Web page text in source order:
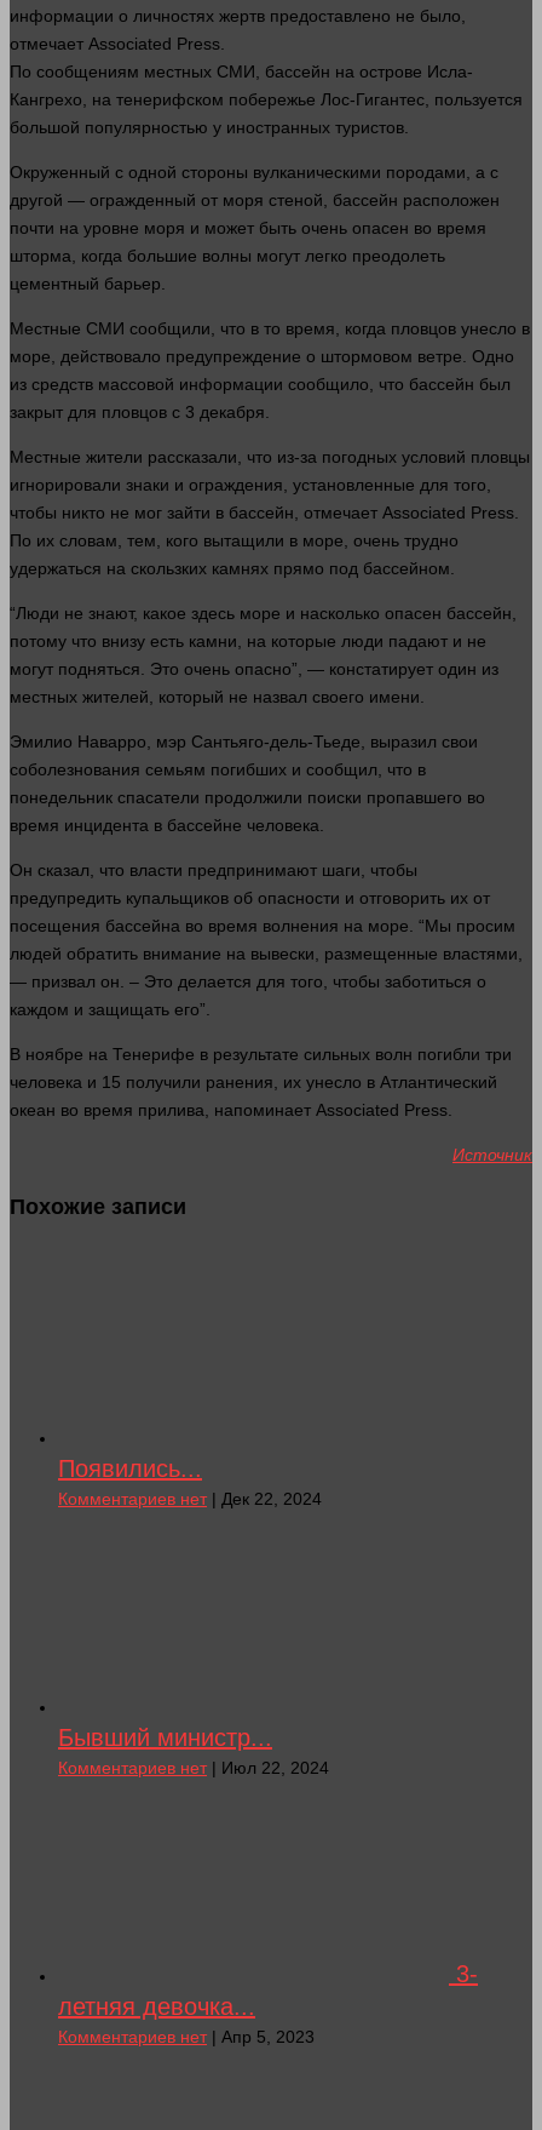
информации о личностях жертв предоставлено не было,
отмечает Associated Press.
По сообщениям местных СМИ, бассейн на острове Исла-
Кангрехо, на тенерифском побережье Лос-Гигантес, пользуется
большой популярностью у иностранных туристов.
Окруженный с одной стороны вулканическими породами, а с
другой — огражденный от моря стеной, бассейн расположен
почти на уровне моря и может быть очень опасен во время
шторма, когда большие волны могут легко преодолеть
цементный барьер.
Местные СМИ сообщили, что в то время , когда пловцов унесло в
море, действовало предупреждение о штормовом ветре. Одно
из средств массовой информации сообщило, что бассейн был
закрыт для пловцов с 3 декабря.
Местные жители рассказали, что из-за погодных условий пловцы
игнорировали знаки и ограждения, установленные для того,
чтобы никто не мог зайти в бассейн, отмечает Associated Press.
По их словам, тем, кого вытащили в море, очень трудно
удержаться на скользких камнях прямо под бассейном.
“Люди не знают, какое здесь море и насколько опасен бассейн,
потому что внизу есть камни, на которые люди падают и не
могут подняться. Это очень опасно”, — констатирует один из
местных жителей, который не назвал своего имени
Эмилио Наварро, мэр Сантьяго-дель-Тьеде, выразил свои
соболезнования семьям погибших и сообщил, что в
понедельник спасатели продолжили поиски пропавшего во
время инцидента в бассейне человека
Он сказал , что власти предпринимают шаги, чтобы
предупредить купальщиков об опасности и отговорить их от
посещения бассейна во время волнения на море. “Мы просим
людей обратить внимание на вывески, размещенные властями,
— призвал он. – Это делается для того, чтобы заботиться о
каждом и защищать его”.
В ноябре на Тенерифе в результате сильных волн погибли три
человека и 15 получили ранения, их унесло в Атлантический
океан во время прилива, напоминает Associated Press.
Источник
Похожие записи
Появились...
Комментариев нет| Дек 22, 2024
Бывший министр...
Комментариев нет| Июл 22, 2024
3-
летняя девочка...
Комментариев нет| Апр 5, 2023